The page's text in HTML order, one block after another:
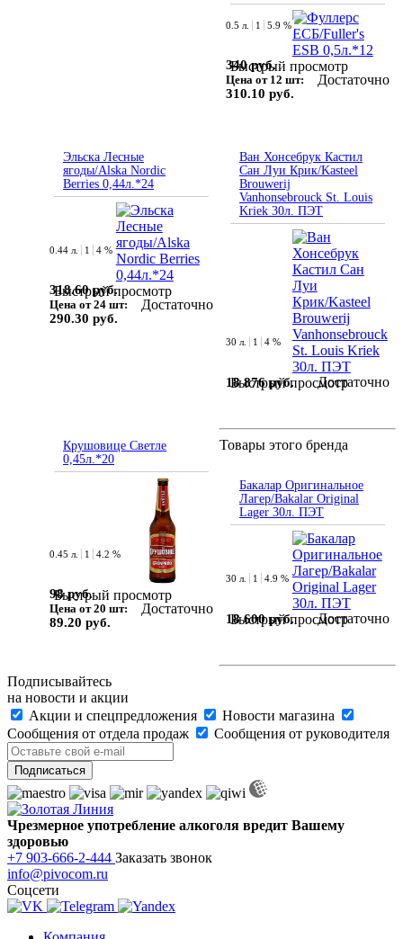
Быстрый просмотр
0.5 л. 1 5.9 %
340 руб.
Цена от 12 шт:
310.10 руб.
Достаточно
Эльска Лесные
ягоды/Alska Nordic
Berries 0,44л.*24
Быстрый просмотр
0.44 л. 1 4 %
318.60 руб.
Цена от 24 шт:
290.30 руб.
Достаточно
Ван Хонсебрук Кастил
Сан Луи Крик/Kasteel
Brouwerij
Vanhonsebrouck St. Louis
Kriek 30л. ПЭТ
Быстрый просмотр
30 л. 1 4 %
18 876 руб. Достаточно
Крушовице Светле
0,45л.*20
Быстрый просмотр
0.45 л. 1 4.2 %
98 руб.
Цена от 20 шт:
89.20 руб.
Достаточно
Товары этого бренда
Бакалар Оригинальное
Лагер/Bakalar Original
Lager 30л. ПЭТ
Быстрый просмотр
30 л. 1 4.9 %
18 600 руб. Достаточно
Подписывайтесь
на новости и акции
Акции и спецпредложения
Новости магазина
Сообщения от отдела продаж
Сообщения от руководителя
Чрезмерное употребление алкоголя вредит Вашему
здоровью
+7 903-666-2-444 Заказать звонок
info@pivocom.ru
Соцсети